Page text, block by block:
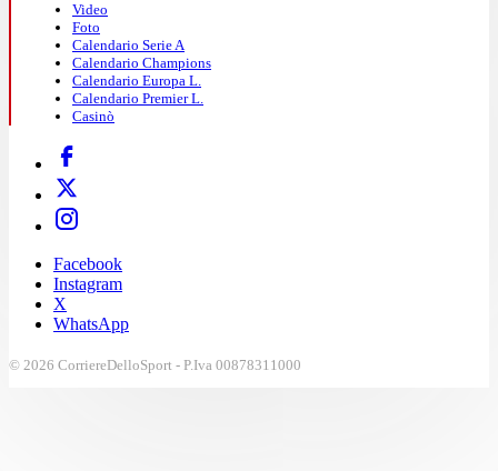
Video
Foto
Calendario Serie A
Calendario Champions
Calendario Europa L.
Calendario Premier L.
Casinò
Facebook
Instagram
X
WhatsApp
© 2026 CorriereDelloSport - P.Iva 00878311000